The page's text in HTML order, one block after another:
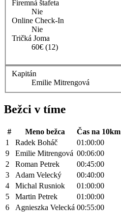
Firemná štafeta
Nie
Online Check-In
Nie
Tričká Joma
60€ (12)
Kapitán
Emilie Mitrengová
Bežci v tíme
# Meno bežca
Čas na 10km
1
Radek Boháč
01:00:00
9
Emilie Mitrengová 00:06:00
2
Roman Petrek
00:45:00
3
Adam Velecký
00:40:00
4
Michal Rusniok
01:00:00
5
Martin Petrek
01:00:00
6
Agnieszka Velecká 00:55:00